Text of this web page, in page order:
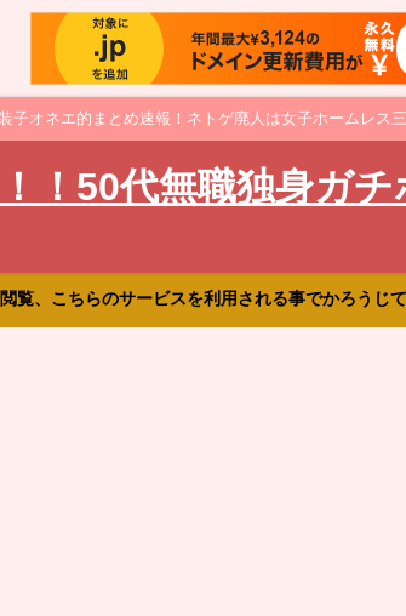
オネエ的まとめ速報！ネトゲ廃人は女子ホームレス
！50代無職独身ガ
覧、こちらのサービスを利用される事でかろうじ